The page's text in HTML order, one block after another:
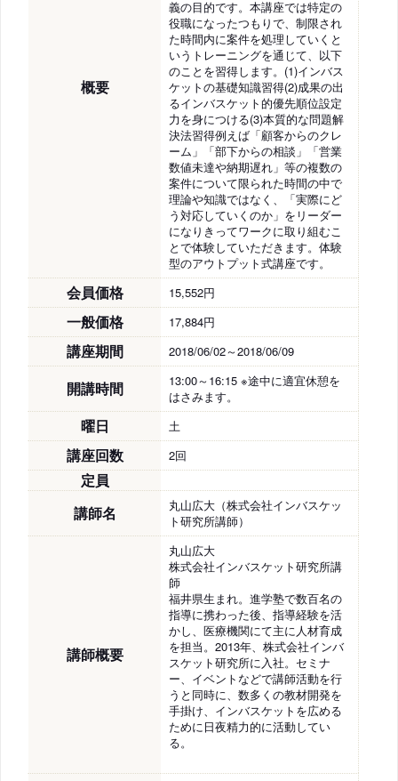
概要
義の目的です。本講座では特定の
役職になったつもりで、制限され
た時間内に案件を処理していくと
いうトレーニングを通じて、以下
のことを習得します。(1)インバス
ケットの基礎知識習得(2)成果の出
るインバスケット的優先順位設定
力を身につける(3)本質的な問題解
決法習得例えば「顧客からのクレ
ーム」「部下からの相談」「営業
数値未達や納期遅れ」等の複数の
案件について限られた時間の中で
理論や知識ではなく、「実際にど
う対応していくのか」をリーダー
になりきってワークに取り組むこ
とで体験していただきます。体験
型のアウトプット式講座です。
会員価格 15,552円
一般価格 17,884円
講座期間 2018/06/02～2018/06/09
開講時間
13:00～16:15 ※途中に適宜休憩を
はさみます。
曜日 土
講座回数 2回
定員
講師名
丸山広大（株式会社インバスケッ
ト研究所講師）
講師概要
丸山広大
株式会社インバスケット研究所講
師
福井県生まれ。進学塾で数百名の
指導に携わった後、指導経験を活
かし、医療機関にて主に人材育成
を担当。2013年、株式会社インバ
スケット研究所に入社。セミナ
ー、イベントなどで講師活動を行
うと同時に、数多くの教材開発を
手掛け、インバスケットを広める
ために日夜精力的に活動してい
る。